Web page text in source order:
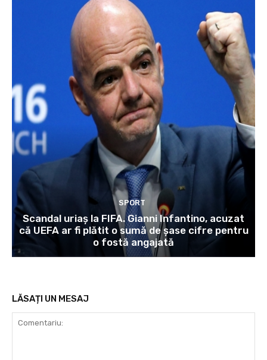
SPORT
Scandal uriaș la FIFA. Gianni Infantino, acuzat
că UEFA ar fi plătit o sumă de șase cifre pentru
o fostă angajată
LĂSAȚI UN MESAJ